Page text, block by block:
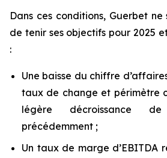
Dans ces conditions, Guerbet
de tenir ses objectifs pour 2025
:
Une baisse du chiffre
taux de change et périmètre
légère décroissance
précédemment ;
Un taux de marge d’EBITDA